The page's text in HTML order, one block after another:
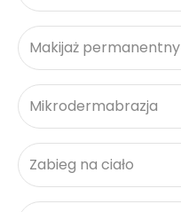
Makijaż permanentny
Mikrodermabrazja
Zabieg na ciało